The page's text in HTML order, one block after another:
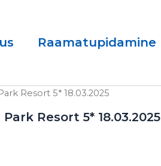
Raamatupidamine
Resort 5* 18.03.2025
Resort 5* 18.03.2025